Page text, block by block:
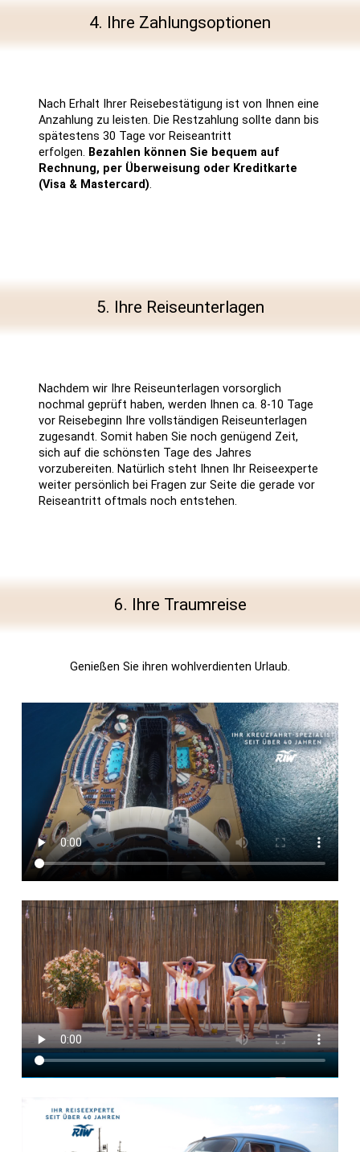
4. Ihre Zahlungsoptionen
Nach Erhalt Ihrer Reisebestätigung ist von Ihnen eine
Anzahlung zu leisten. Die Restzahlung sollte dann bis
spätestens 30 Tage vor Reiseantritt
erfolgen. Bezahlen können Sie bequem auf
Rechnung, per Überweisung oder Kreditkarte
(Visa & Mastercard).
5. Ihre Reiseunterlagen
Nachdem wir Ihre Reiseunterlagen vorsorglich
nochmal geprüft haben, werden Ihnen ca. 8-10 Tage
vor Reisebeginn Ihre vollständigen Reiseunterlagen
zugesandt. Somit haben Sie noch genügend Zeit,
sich auf die schönsten Tage des Jahres
vorzubereiten. Natürlich steht Ihnen Ihr Reiseexperte
weiter persönlich bei Fragen zur Seite die gerade vor
Reiseantritt oftmals noch entstehen.
6. Ihre Traumreise
Genießen Sie ihren wohlverdienten Urlaub.